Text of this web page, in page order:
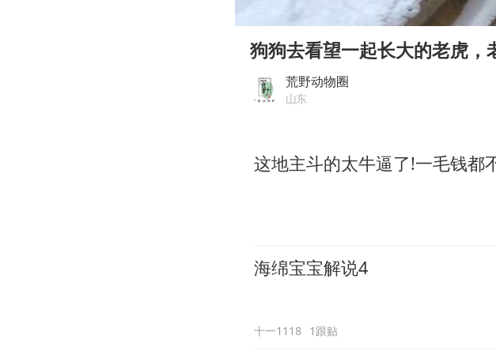
《欢迎来龙餐馆》
茅台部分直营店飞
杭州全市有序停课
狗狗去看望一起长大的老虎，
荒野动物圈
山东
这地主斗的太牛逼了!一毛钱都
海绵宝宝解说4
十一1118 1跟贴